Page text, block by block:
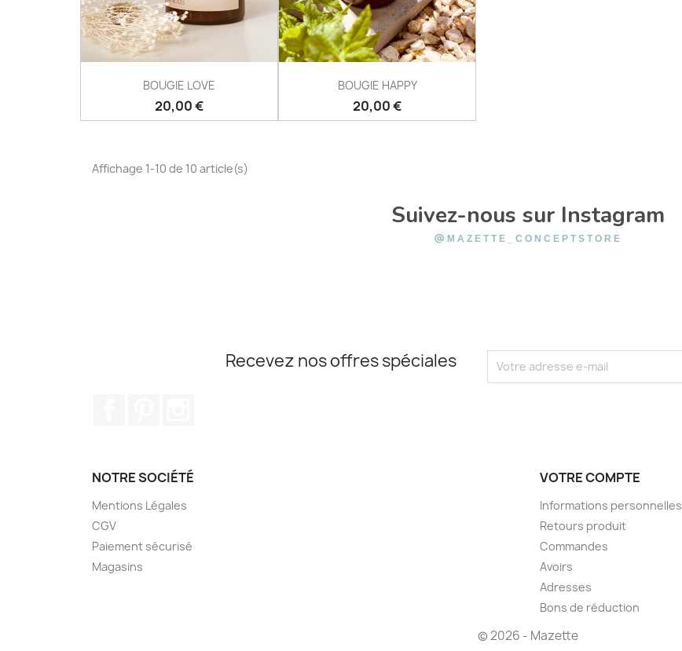
BOUGIE LOVE
Prix
20,00 €
BOUGIE HAPPY
Prix
20,00 €
Affichage 1-10 de 10 article(s)
Suivez-nous sur Instagram
@ MAZETTE_CONCEPTSTORE
Recevez nos offres spéciales
NOTRE SOCIÉTÉ
Mentions Légales
CGV
Paiement sécurisé
Magasins
VOTRE COMPTE
Informations personnelles
Retours produit
Commandes
Avoirs
Adresses
Bons de réduction
© 2026 - Mazette